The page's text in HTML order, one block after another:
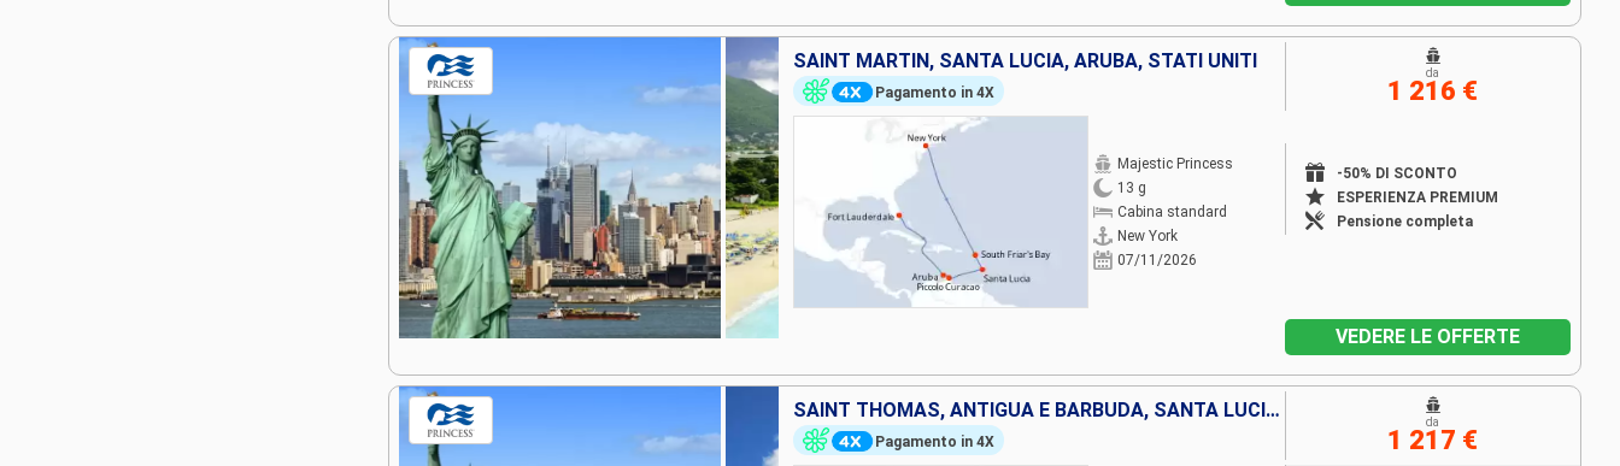
SAINT MARTIN, SANTA LUCIA, ARUBA, STATI UNITI
Pagamento in 4X
Majestic Princess
13 g
Cabina standard
New York
07/11/2026
-50% DI SCONTO
ESPERIENZA PREMIUM
Pensione completa
da
1 216 €
VEDERE LE OFFERTE
SAINT THOMAS, ANTIGUA E BARBUDA, SANTA LUCIA, BARBADOS, ARUBA, ISOLE TURKS E CAICOS, STATI UNITI
Pagamento in 4X
da
1 217 €